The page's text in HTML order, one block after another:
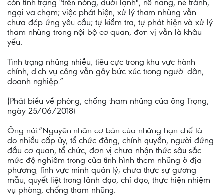
còn tình trạng "trên nóng, dưới lạnh", nể nang, né tránh,
ngại va chạm; việc phát hiện, xử lý tham nhũng vẫn
chưa đáp ứng yêu cầu; tự kiểm tra, tự phát hiện và xử lý
tham nhũng trong nội bộ cơ quan, đơn vị vẫn là khâu
yếu.
Tình trạng nhũng nhiễu, tiêu cực trong khu vực hành
chính, dịch vụ công vẫn gây bức xúc trong người dân,
doanh nghiệp.”
(Phát biểu về phòng, chống tham nhũng của ông Trọng,
ngày 25/06/2018)
Ông nói:”Nguyên nhân cơ bản của những hạn chế là
do nhiều cấp ủy, tổ chức đảng, chính quyền, người đứng
đầu cơ quan, tổ chức, đơn vị chưa nhận thức sâu sắc
mức độ nghiêm trọng của tình hình tham nhũng ở địa
phương, lĩnh vực mình quản lý; chưa thực sự gương
mẫu, quyết liệt trong lãnh đạo, chỉ đạo, thực hiện nhiệm
vụ phòng, chống tham nhũng.